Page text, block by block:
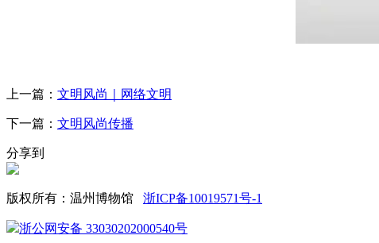
上一篇： 文明风尚｜网络文明
下一篇： 文明风尚传播
分享到
版权所有：温州博物馆 浙ICP备10019571号-1
浙公网安备 33030202000540号